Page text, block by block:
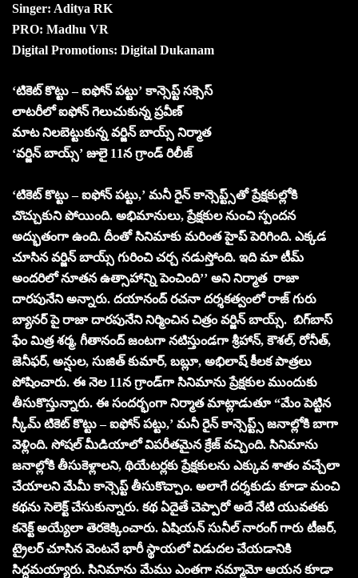
Singer: Aditya RK
PRO: Madhu VR
Digital Promotions: Digital Dukanam
‘టికెట్‌ కొట్టు – ఐఫోన్‌ పట్టు’ కాన్సెప్ట్ సక్సెస్
లాటరీలో ఐఫోన్ గెలుచుకున్న ప్రవీణ్
మాట నిలబెట్టుకున్న వర్జిన్‌ బాయ్స్‌ నిర్మాత
‘వర్జిన్‌ బాయ్స్‌’ జులై 11న గ్రాండ్‌ రిలీజ్‌
‘టికెట్‌ కొట్టు – ఐఫోన్‌ పట్టు,’ మనీ రైన్‌ కాన్సెప్ట్స్‌తో ప్రేక్షకుల్లోకి
చొచ్చుకుని పోయింది. అభిమానులు, ప్రేక్షకుల నుంచి స్పందన
అద్భుతంగా ఉంది. దీంతో సినిమాకు మరింత హైప్‌ పెరిగింది. ఎక్కడ
చూసిన వర్జిన్‌ బాయ్స్‌ గురించి చర్చ నడుస్తోంది. ఇది మా టీమ్‌
అందరిలో నూతన ఉత్సాహాన్ని పెంచింది’’ అని నిర్మాత రాజా
దారపునేని అన్నారు. దయానంద్‌ రచనా దర్శకత్వంలో రాజ్‌ గురు
బ్యానర్‌ పై రాజా దారపునేని నిర్మించిన చిత్రం వర్జిన్‌ బాయ్స్‌. బిగ్‌బాస్‌
ఫేం మిత్ర శర్మ, గీతానంద్‌ జంటగా నటిస్తుండగా శ్రీహాన్‌, కౌశల్‌, రోనీత్‌,
జెనీఫర్‌, అన్షుల, సుజిత్‌ కుమార్‌, బబ్లూ, అభిలాష్‌ కీలక పాత్రలు
పోషించారు. ఈ నెల 11న గ్రాండ్‌గా సినిమాను ప్రేక్షకుల ముందుకు
తీసుకొస్తున్నారు. ఈ సందర్భంగా నిర్మాత మాట్లాడుతూ “మేం పెట్టిన
స్కీమ్‌ టికెట్‌ కొట్టు – ఐఫోన్‌ పట్టు,’ మనీ రైన్‌ కాన్సెప్ట్స్‌ జనాల్లోకి బాగా
వెళ్లింది. సోషల్‌ మీడియాలో విపరీతమైన క్రేజ్‌ వచ్చింది. సినిమాను
జనాల్లోకి తీసుకెళ్లాలని, థియేటర్లకు ప్రేక్షకులను ఎక్కువ శాతం వచ్చేలా
చేయాలని మేమీ కాన్సెప్ట్‌ తీసుకొచ్చాం. అలాగే దర్శకుడు కూడా మంచి
కథను సెలెక్ట్‌ చేసుకున్నారు. కథ ఏదైతే చెప్పారో అదే నేటి యువతకు
కనెక్ట్‌ అయ్యేలా తెరకెక్కించారు. ఏషియన్‌ సునీల్‌ నారంగ్‌ గారు టీజర్‌,
ట్రైలర్‌ చూసిన వెంటనే భారీ స్థాయలో విడుదల చేయడానికి
సిద్ధమయ్యారు. సినిమాను మేము ఎంతగా నమ్మామో ఆయన కూడా